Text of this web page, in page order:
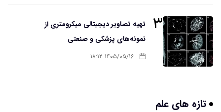
۳
تهیه تصاویر دیجیتالی میکرومتری از
نمونه‌های پزشکی و صنعتی
۱۴۰۵/۰۵/۱۶ ۱۸:۱۲
تازه های علم